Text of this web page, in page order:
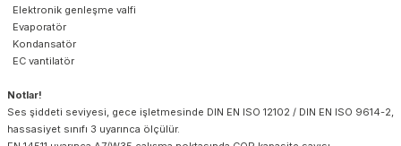
Elektronik genleşme valfi
Evaporatör
Kondansatör
EC vantilatör
Notlar!
Ses şiddeti seviyesi, gece işletmesinde DIN EN ISO 12102 / DIN EN ISO 9614-2,
hassasiyet sınıfı 3 uyarınca ölçülür.